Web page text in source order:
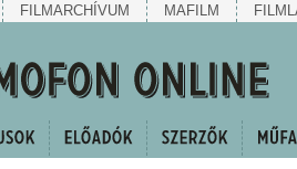
FILMARCHÍVUM MAFILM